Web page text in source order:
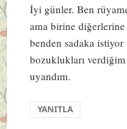
İyi günler. Ben
ama birine
benden sadaka
bozuklukları
uyandım.
YANITLA